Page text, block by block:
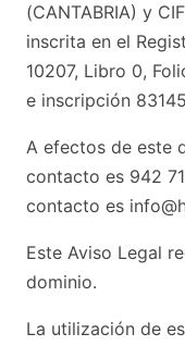
(CANTABRIA) y
inscrita en el
10207, Libro 0,
e inscripción
A efectos de este
contacto es 942
contacto es
Este Aviso Legal
dominio.
La utilización de